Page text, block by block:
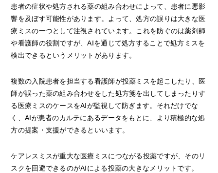
患者の症状や処方される薬の組み合わせによって、患者に悪影
響を及ぼす可能性があります。よって、処方の誤りは大きな医
療ミスの一つとして注視されています。これを防ぐのは薬剤師
や看護師の役割ですが、AIを通じて処方することで処方ミスを
検出できるというメリットがあります。
複数の入院患者を担当する看護師が投薬ミスを起こしたり、医
師が誤った薬の組み合わせをした処方箋を出してしまったりす
る医療ミスのケースをAIが監視して防ぎます。それだけでな
く、AIが患者のカルテにあるデータをもとに、より積極的な処
方の提案・支援ができるといいます。
ケアレスミスが重大な医療ミスにつながる投薬ですが、そのリ
スクを回避できるのがAIによる投薬の大きなメリットです。